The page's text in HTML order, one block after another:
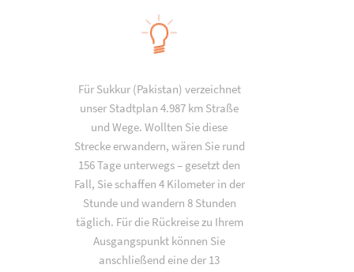
Für Sukkur (Pakistan) verzeichnet
unser Stadtplan 4.987 km Straße
und Wege. Wollten Sie diese
Strecke erwandern, wären Sie rund
156 Tage unterwegs – gesetzt den
Fall, Sie schaffen 4 Kilometer in der
Stunde und wandern 8 Stunden
täglich. Für die Rückreise zu Ihrem
Ausgangspunkt können Sie
anschließend eine der 13